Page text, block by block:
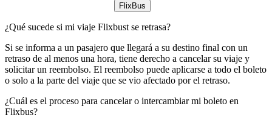
FlixBus
¿Qué sucede si mi viaje Flixbust se retrasa?
Si se informa a un pasajero que llegará a su destino final con un
retraso de al menos una hora, tiene derecho a cancelar su viaje y
solicitar un reembolso. El reembolso puede aplicarse a todo el boleto
o solo a la parte del viaje que se vio afectado por el retraso.
¿Cuál es el proceso para cancelar o intercambiar mi boleto en
Flixbus?